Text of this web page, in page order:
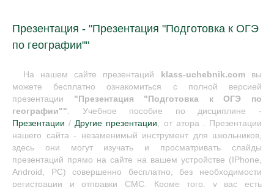
Презентация - "Презентация "Подготовка к ОГЭ
по географии""
На нашем сайте презентаций klass-uchebnik.comвы
можете бесплатно ознакомиться с полной версией
презентации "Презентация "Подготовка к ОГЭ по
географии"". Учебное пособие по дисциплине -
Презентации /Другие презентации, от атора . Презентации
нашего сайта - незаменимый инструмент для школьников,
здесь они могут изучать и просматривать слайды
презентаций прямо на сайте на вашем устройстве (IPhone,
Android, PC) совершенно бесплатно, без необходимости
регистрации и отправки СМС. Кроме того, у вас есть